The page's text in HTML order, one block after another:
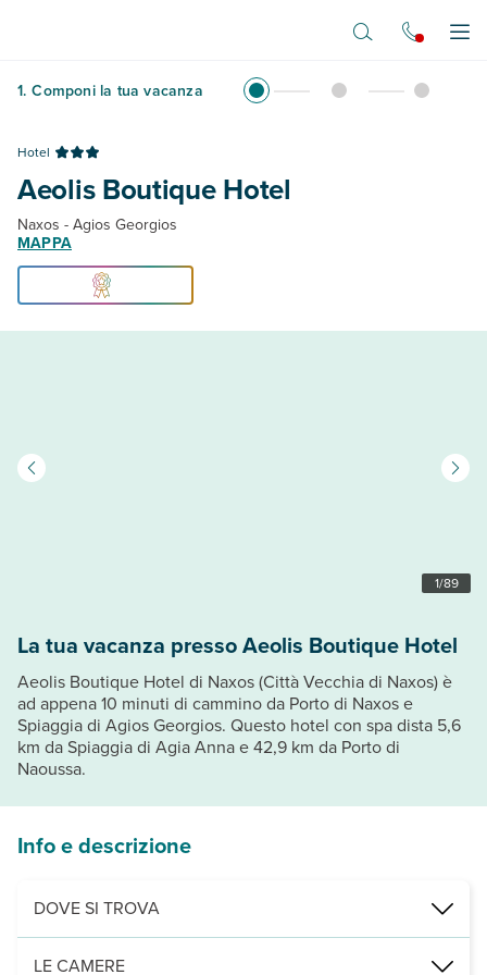
1. Componi la tua vacanza
Hotel
Aeolis Boutique Hotel
Naxos - Agios Georgios
MAPPA
1/89
La tua vacanza presso Aeolis Boutique Hotel
Aeolis Boutique Hotel di Naxos (Città Vecchia di Naxos) è
ad appena 10 minuti di cammino da Porto di Naxos e
Spiaggia di Agios Georgios. Questo hotel con spa dista 5,6
km da Spiaggia di Agia Anna e 42,9 km da Porto di
Naoussa.
Info e descrizione
DOVE SI TROVA
Nei pressi di: Porto di Naxos
LE CAMERE